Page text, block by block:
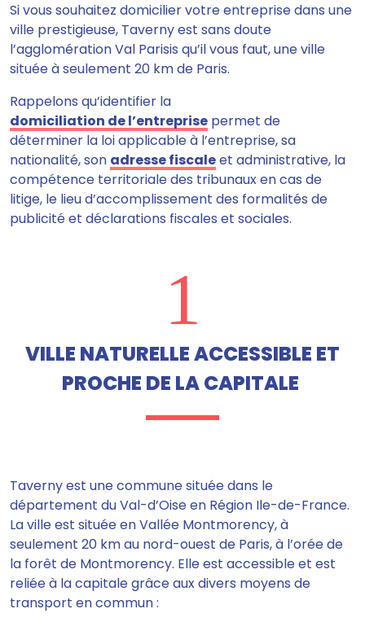
Si vous souhaitez domicilier votre entreprise dans une
ville prestigieuse, Taverny est sans doute
l’agglomération Val Parisis qu’il vous faut, une ville
située à seulement 20 km de Paris.
Rappelons qu’identifier la
domiciliation de l’entreprise permet de
déterminer la loi applicable à l’entreprise, sa
nationalité, son adresse fiscaleet administrative, la
compétence territoriale des tribunaux en cas de
litige, le lieu d’accomplissement des formalités de
publicité et déclarations fiscales et sociales.
1
VILLE NATURELLE ACCESSIBLE ET
PROCHE DE LA CAPITALE
Taverny est une commune située dans le
département du Val-d’Oise en Région Ile-de-France.
La ville est située en Vallée Montmorency, à
seulement 20 km au nord-ouest de Paris, à l’orée de
la forêt de Montmorency. Elle est accessible et est
reliée à la capitale grâce aux divers moyens de
transport en commun :